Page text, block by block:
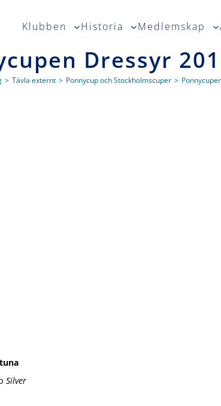
Klubben Historia Medlemskap
Dressyr
> Tävla externt > Ponnycup och Stockholmscuper >
Silver